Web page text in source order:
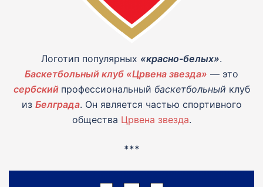
Логотип популярных «красно-белых».
Баскетбольный клуб «Црвена звезда» — это
сербский профессиональный баскетбольный клуб
из Белграда. Он является частью спортивного
общества Црвена звезда.
***